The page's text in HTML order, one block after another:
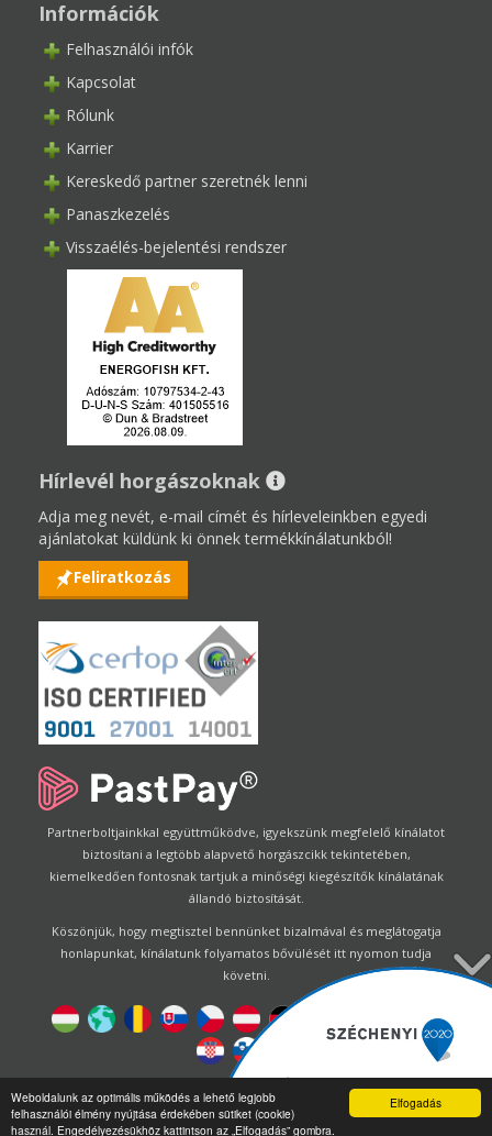
Elfogadás
Weboldalunk az optimális működés a lehető legjobb
felhasználói élmény nyújtása érdekében sütiket (cookie)
használ. Engedélyezésükhöz kattintson az „Elfogadás” gombra.
Információk
Felhasználói infók
Kapcsolat
Rólunk
Karrier
Kereskedő partner szeretnék lenni
Panaszkezelés
Visszaélés-bejelentési rendszer
Hírlevél horgászoknak
Adja meg nevét, e-mail címét és hírleveleinkben egyedi
ajánlatokat küldünk ki önnek termékkínálatunkból!
Feliratkozás
Partnerboltjainkkal együttműködve, igyekszünk megfelelő kínálatot
biztosítani a legtöbb alapvető horgászcikk tekintetében,
kiemelkedően fontosnak tartjuk a minőségi kiegészítők kínálatának
állandó biztosítását.
Köszönjük, hogy megtisztel bennünket bizalmával és meglátogatja
honlapunkat, kínálatunk folyamatos bővülését itt nyomon tudja
követni.
Oldalmotor:CWBbyGloobus Software Developement|